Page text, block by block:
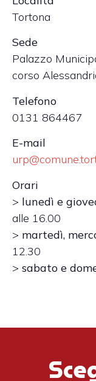
Tortona
Sede
Palazzo
corso
Telefono
0131 864467
E-mail
Orari
> lunedì e
alle 16.00
> martedì,
12.30
> sabato e